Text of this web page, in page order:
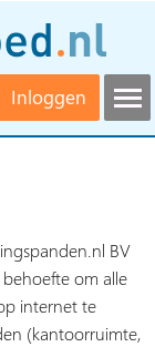
Inloggen
BV
behoefte om alle
internet te
(kantoorruimte,